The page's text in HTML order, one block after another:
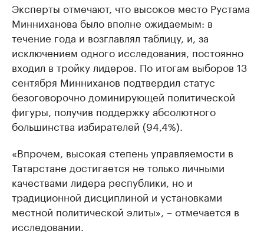
Эксперты отмечают, что высокое место Рустама
Минниханова было вполне ожидаемым: в
течение года и возглавлял таблицу, и, за
исключением одного исследования, постоянно
входил в тройку лидеров. По итогам выборов 13
сентября Минниханов подтвердил статус
безоговорочно доминирующей политической
фигуры, получив поддержку абсолютного
большинства избирателей (94,4%).
«Впрочем, высокая степень управляемости в
Татарстане достигается не только личными
качествами лидера республики, но и
традиционной дисциплиной и установками
местной политической элиты», – отмечается в
исследовании.